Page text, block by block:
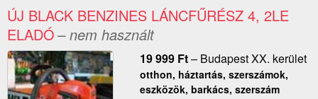
ÚJ BLACK BENZINES LÁNCFŰRÉSZ 4, 2LE
ELADÓ– nem használt
19 999 Ft– Budapest XX. kerület
otthon, háztartás, szerszámok,
eszközök, barkács, szerszám